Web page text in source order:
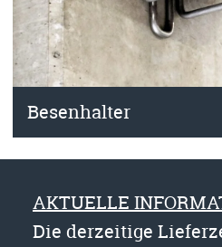
Besenhalter
AKTUELLE
Die derzeitige